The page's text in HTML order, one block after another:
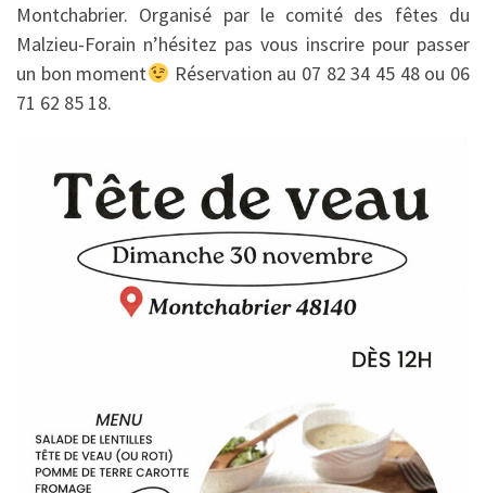
Montchabrier. Organisé par le comité des fêtes du
Malzieu-Forain n’hésitez pas vous inscrire pour passer
un bon moment
Réservation au 07 82 34 45 48 ou 06
71 62 85 18.